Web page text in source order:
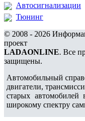
Автосигнализации
Тюнинг
© 2008 - 2026
проект
LADAONLINE. Все
защищены.
Автомобильный
двигатели,
старых
широкому спектру